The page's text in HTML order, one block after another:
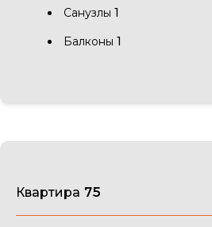
Санузлы 1
Балконы 1
Квартира 75